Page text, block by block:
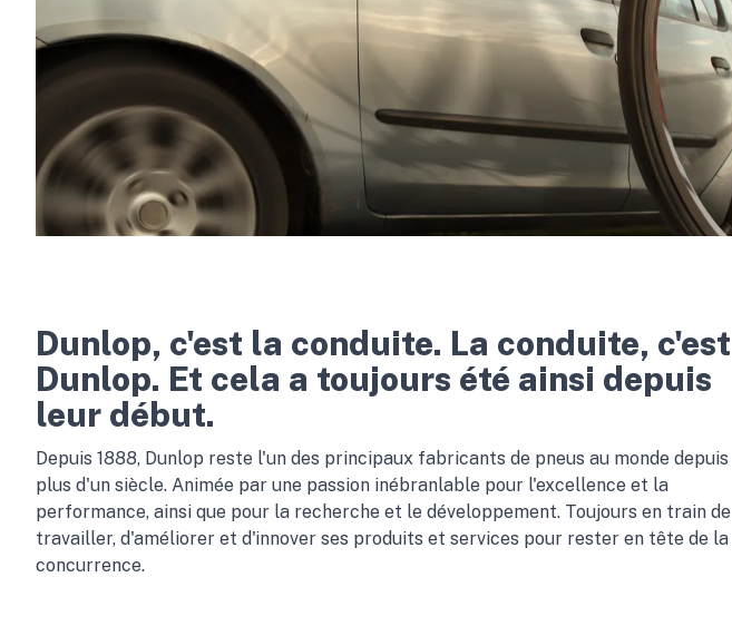
Dunlop, c'est la conduite. La conduite, c'est
Dunlop. Et cela a toujours été ainsi depuis
leur début.
Depuis 1888, Dunlop reste l'un des principaux fabricants de pneus au monde depuis
plus d'un siècle. Animée par une passion inébranlable pour l'excellence et la
performance, ainsi que pour la recherche et le développement. Toujours en train de
travailler, d'améliorer et d'innover ses produits et services pour rester en tête de la
concurrence.